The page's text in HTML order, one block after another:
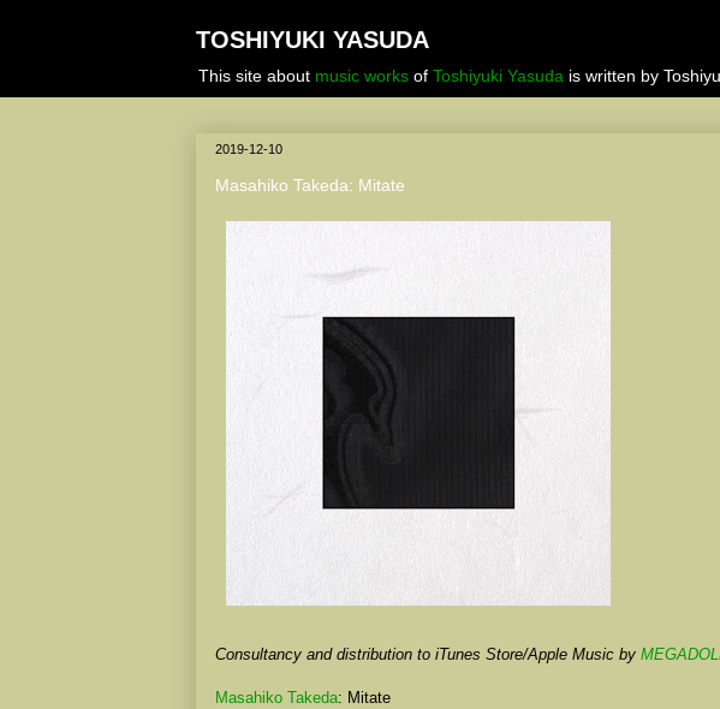
TOSHIYUKI YASUDA
This site about music works of Toshiyuki Yasuda is written by
2019-12-10
Masahiko Takeda: Mitate
Consultancy and distribution to iTunes Store/Apple Music by
Masahiko Takeda: Mitate